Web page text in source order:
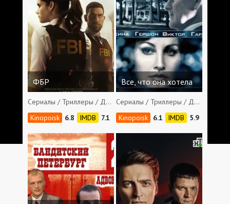
ФБР
Сериалы / Триллеры / Драмы / Криминал / Детективы / Боевики
6.8
7.1
Все, что она хотела
Сериалы / Триллеры / Драмы / Криминал / Детективы
6.1
5.9